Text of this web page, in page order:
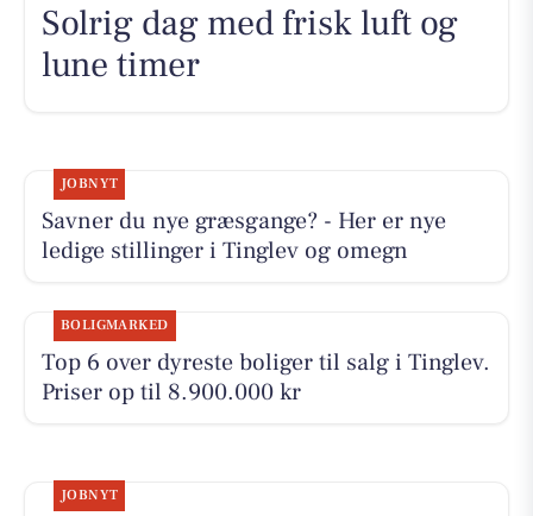
Solrig dag med frisk luft og
lune timer
JOBNYT
Savner du nye græsgange? - Her er nye
ledige stillinger i Tinglev og omegn
BOLIGMARKED
Top 6 over dyreste boliger til salg i Tinglev.
Priser op til 8.900.000 kr
JOBNYT